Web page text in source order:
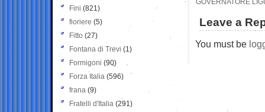
GOVERNATORE
Leave a
You must be
Fini (821)
fioriere (5)
Fitto (27)
Fontana di Trevi (1)
Formigoni (90)
Forza Italia (596)
frana (9)
Fratelli d'Italia (291)